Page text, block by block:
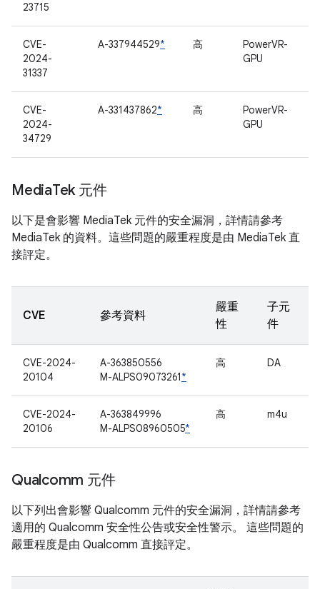
23715
CVE-
2024-
31337
A-337944529* 高
PowerVR-
GPU
CVE-
2024-
34729
A-331437862* 高
PowerVR-
GPU
MediaTek 元件
以下是會影響 MediaTek 元件的安全漏洞，詳情請參考
MediaTek 的資料。這些問題的嚴重程度是由 MediaTek 直
接評定。
CVE 參考資料
嚴重
性
子元
件
CVE-2024-
20104
A-363850556
M-ALPS09073261*
高 DA
CVE-2024-
20106
A-363849996
M-ALPS08960505*
高 m4u
Qualcomm 元件
以下列出會影響 Qualcomm 元件的安全漏洞，詳情請參考
適用的 Qualcomm 安全性公告或安全性警示。 這些問題的
嚴重程度是由 Qualcomm 直接評定。